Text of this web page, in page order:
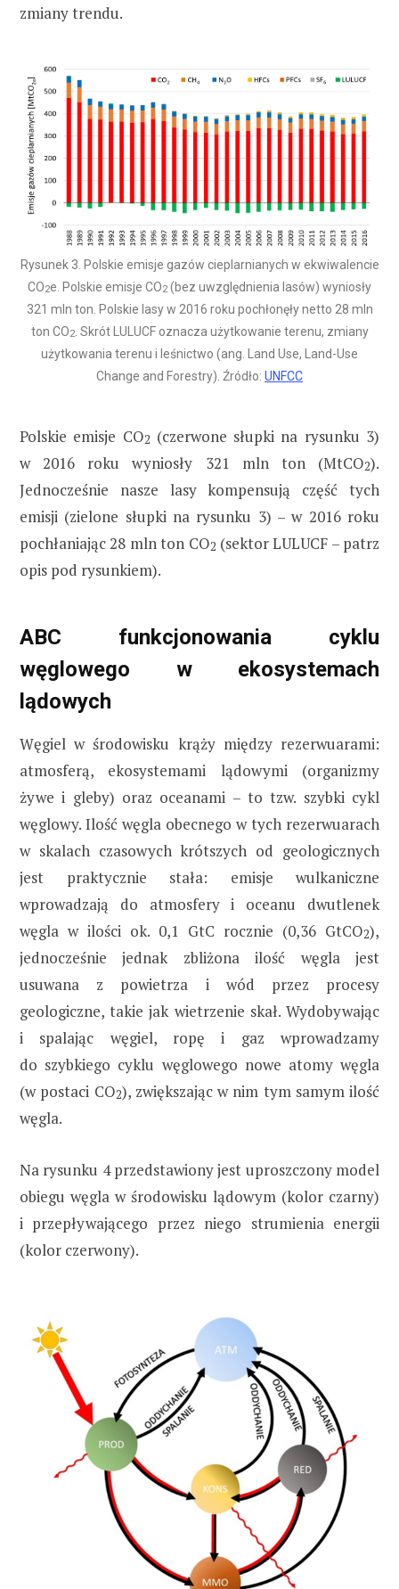
zmiany trendu.
Rysunek 3. Polskie emisje gazów cieplarnianych w ekwiwalencie
CO2e. Polskie emisje CO2 (bez uwzględnienia lasów) wyniosły
321 mln ton. Polskie lasy w 2016 roku pochłonęły netto 28 mln
ton CO2. Skrót LULUCF oznacza użytkowanie terenu, zmiany
użytkowania terenu i leśnictwo (ang. Land Use, Land-Use
Change and Forestry). Źródło: UNFCC
Polskie emisje CO2 (czerwone słupki na rysunku 3)
w 2016 roku wyniosły 321 mln ton (MtCO2).
Jednocześnie nasze lasy kompensują część tych
emisji (zielone słupki na rysunku 3) – w 2016 roku
pochłaniając 28 mln ton CO2 (sektor LULUCF – patrz
opis pod rysunkiem).
ABC funkcjonowania cyklu
węglowego w ekosystemach
lądowych
Węgiel w środowisku krąży między rezerwuarami:
atmosferą, ekosystemami lądowymi (organizmy
żywe i gleby) oraz oceanami – to tzw. szybki cykl
węglowy. Ilość węgla obecnego w tych rezerwuarach
w skalach czasowych krótszych od geologicznych
jest praktycznie stała: emisje wulkaniczne
wprowadzają do atmosfery i oceanu dwutlenek
węgla w ilości ok. 0,1 GtC rocznie (0,36 GtCO2),
jednocześnie jednak zbliżona ilość węgla jest
usuwana z powietrza i wód przez procesy
geologiczne, takie jak wietrzenie skał. Wydobywając
i spalając węgiel, ropę i gaz wprowadzamy
do szybkiego cyklu węglowego nowe atomy węgla
(w postaci CO2), zwiększając w nim tym samym ilość
węgla.
Na rysunku 4 przedstawiony jest uproszczony model
obiegu węgla w środowisku lądowym (kolor czarny)
i przepływającego przez niego strumienia energii
(kolor czerwony).